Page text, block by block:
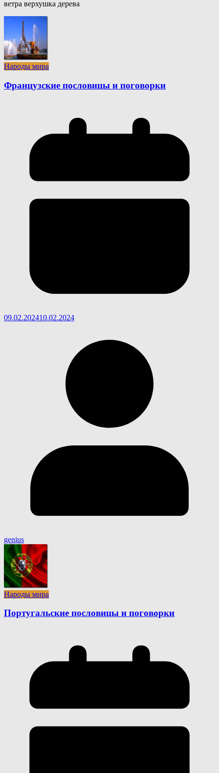
ветра верхушка дерева
Народы мира
Французские пословицы и поговорки
09.02.202410.02.2024
genius
Народы мира
Португальские пословицы и поговорки